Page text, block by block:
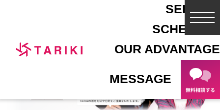
SERVICE
SCHEDULE
OUR ADVANTAGE
MESSAGE